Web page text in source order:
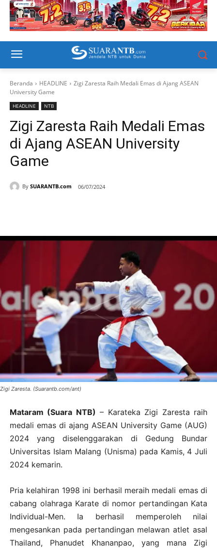
Beranda HEADLINE
Zigi Zaresta Raih Medali Emas di Ajang ASEAN
University Game
HEADLINE NTB
Zigi Zaresta Raih Medali Emas
di Ajang ASEAN University
Game
By SUARANTB.com 06/07/2024
Zigi Zaresta. (Suarantb.com/ant)
Mataram (Suara NTB) – Karateka Zigi Zaresta raih
medali emas di ajang ASEAN University Game (AUG)
2024 yang diselenggarakan di Gedung Bundar
Universitas Islam Malang (Unisma) pada Kamis, 4 Juli
2024 kemarin.
Pria kelahiran 1998 ini berhasil meraih medali emas di
cabang olahraga Karate di nomor pertandingan Kata
Individual-Men. Ia berhasil memperoleh nilai
mengesankan pada pertandingan melawan atlet asal
Thailand, Phanudet Khananpao, yang mana Zigi